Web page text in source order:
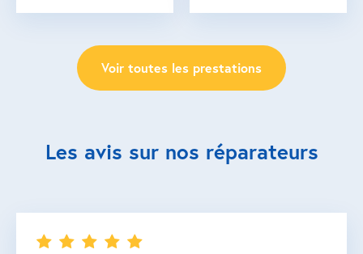
Voir toutes les prestations
Les avis sur nos réparateurs